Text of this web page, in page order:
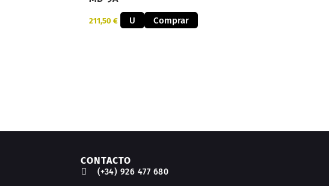
211,50€ U Comprar
CONTACTO
 (+34) 926 477 680